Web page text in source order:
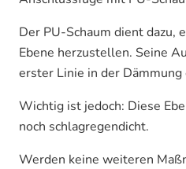
Der PU-Schaum dient dazu,
Ebene herzustellen. Seine
erster Linie in der
Wichtig ist jedoch: Diese
noch schlagregendicht.
Werden keine weiteren